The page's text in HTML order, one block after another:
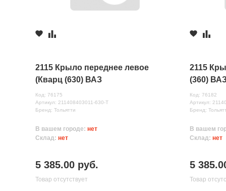
2115 Крыло переднее левое
(Кварц (630) ВАЗ
Код: 76175
Артикул: 211408403011-630-Т
Бренд: Тольятти
В вашем городе: нет
Склад: нет
5 385.00 руб.
Товар отсутствует
2115
(360)
Код: 76182
Артикул:
Бренд:
В вашем
Склад:нет
5
Товар